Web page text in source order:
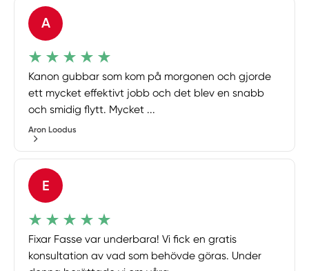
A
Kanon gubbar som kom på morgonen och gjorde
ett mycket effektivt jobb och det blev en snabb
och smidig flytt. Mycket ...
Aron Loodus
E
Fixar Fasse var underbara! Vi fick en gratis
konsultation av vad som behövde göras. Under